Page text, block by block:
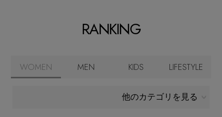
RANKING
WOMEN MEN KIDS LIFESTYLE
他のカテゴリを見る